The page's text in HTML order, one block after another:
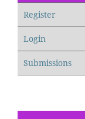
Register
Login
Submissions